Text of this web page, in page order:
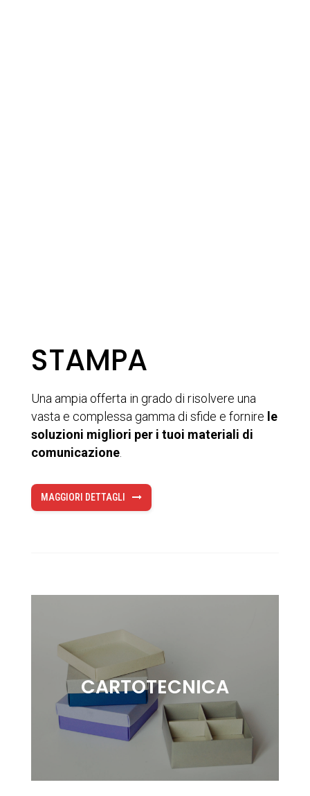
STAMPA
Una ampia offerta in grado di risolvere una
vasta e complessa gamma di sfide e fornire le
soluzioni migliori per i tuoi materiali di
comunicazione
MAGGIORI DETTAGLI
CARTOTECNICA